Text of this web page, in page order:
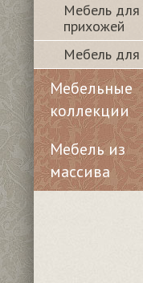
Мебель для
прихожей
Мебель для
Мебельные
коллекции
Мебель из
массива